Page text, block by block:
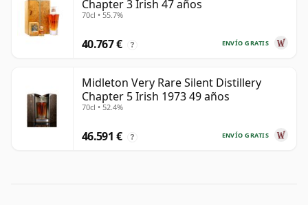
Chapter 3 Irish 47 años
70cl • 55.7%
ENVÍO GRATIS
40.767 € ?
Midleton Very Rare Silent Distillery
Chapter 5 Irish 1973 49 años
70cl • 52.4%
ENVÍO GRATIS
46.591 € ?